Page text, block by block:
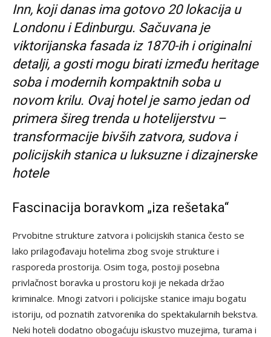
Inn, koji danas ima gotovo 20 lokacija u
Londonu i Edinburgu. Sačuvana je
viktorijanska fasada iz 1870-ih i originalni
detalji, a gosti mogu birati između heritage
soba i modernih kompaktnih soba u
novom krilu. Ovaj hotel je samo jedan od
primera šireg trenda u hotelijerstvu –
transformacije bivših zatvora, sudova i
policijskih stanica u luksuzne i dizajnerske
hotele
Fascinacija boravkom „iza rešetaka“
Prvobitne strukture zatvora i policijskih stanica često se
lako prilagođavaju hotelima zbog svoje strukture i
rasporeda prostorija. Osim toga, postoji posebna
privlačnost boravka u prostoru koji je nekada držao
kriminalce. Mnogi zatvori i policijske stanice imaju bogatu
istoriju, od poznatih zatvorenika do spektakularnih bekstva.
Neki hoteli dodatno obogaćuju iskustvo muzejima, turama i